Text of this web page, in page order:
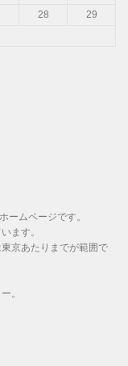
28
29
ームページです。
ます。
京あたりまでが範囲で
。